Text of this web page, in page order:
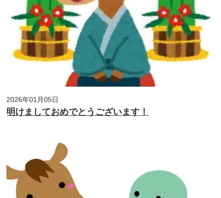
2026年01月05日
明けましておめでとうございます！